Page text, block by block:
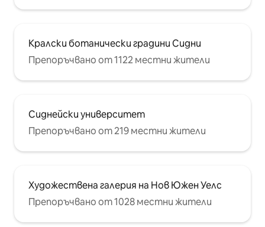
Кралски ботанически градини Сидни
Препоръчвано от 1122 местни жители
Сиднейски университет
Препоръчвано от 219 местни жители
Художествена галерия на Нов Южен Уелс
Препоръчвано от 1028 местни жители